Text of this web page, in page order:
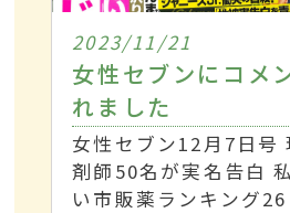
2023/11/21
女性セブンにコメ
れました
女性セブン12月7日号
剤師50名が実名告白
い市販薬ランキング26